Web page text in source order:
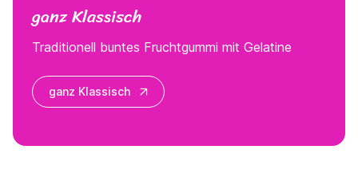
ganz Klassisch
Traditionell buntes Fruchtgummi mit Gelatine
ganz Klassisch